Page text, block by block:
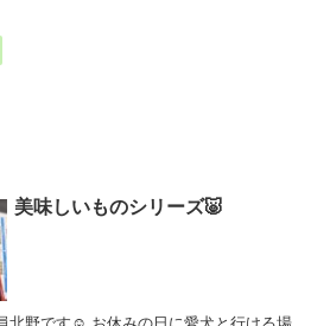
美味しいものシリーズ🐷